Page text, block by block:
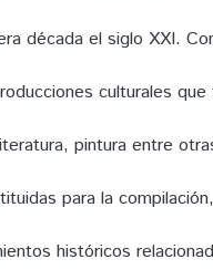
década el siglo XXI.
culturales
pintura entre
para la
históricos